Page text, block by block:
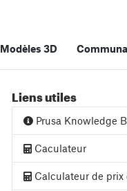
Modèles 3D
Liens utiles
Prusa Knowledge
Caculateur
Calculateur de prix